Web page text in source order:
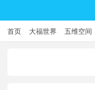
首页 大福世界 五维空间